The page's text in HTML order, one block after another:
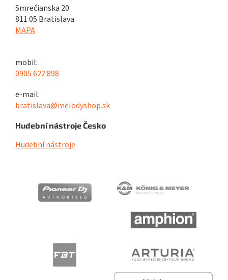
Smrečianska 20
811 05 Bratislava
MAPA
mobil:
0905 622 898
e-mail:
bratislava@melodyshop.sk
Hudební nástroje Česko
Hudební nástroje